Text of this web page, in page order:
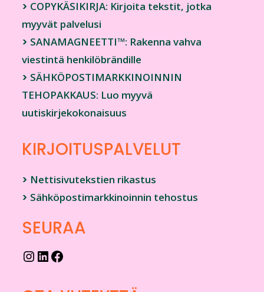
> COPYKÄSIKIRJA: Kirjoita tekstit, jotka
myyvät palvelusi
> SANAMAGNEETTI™: Rakenna vahva
viestintä henkilöbrändille
> SÄHKÖPOSTIMARKKINOINNIN
TEHOPAKKAUS: Luo myyvä
uutiskirjekokonaisuus
KIRJOITUSPALVELUT
> Nettisivutekstien rikastus
> Sähköpostimarkkinoinnin tehostus
SEURAA